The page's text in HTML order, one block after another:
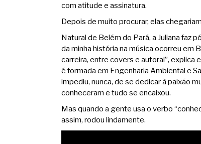
com atitude e assinatura.
Depois de muito procurar, elas
Natural de Belém do Pará, a Juliana faz
da minha história na música ocorreu em
carreira, entre covers e autoral”, explica
é formada em Engenharia Ambiental e
impediu, nunca, de se dedicar à paixão
conheceram e tudo se encaixou.
Mas quando a gente usa o verbo
assim, rodou lindamente.